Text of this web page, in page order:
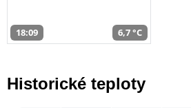
18:09 6,7 °C
Historické teploty